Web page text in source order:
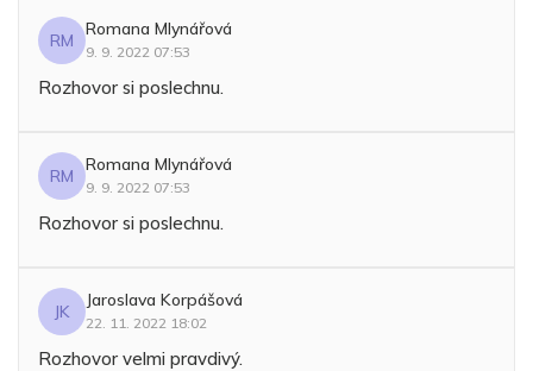
RM
Romana Mlynářová
9. 9. 2022 07:53
Rozhovor si poslechnu.
RM
Romana Mlynářová
9. 9. 2022 07:53
Rozhovor si poslechnu.
JK
Jaroslava Korpášová
22. 11. 2022 18:02
Rozhovor velmi pravdivý.